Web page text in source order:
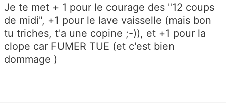
Je te met + 1 pour le courage des "12 coups
de midi", +1 pour le lave vaisselle (mais bon
tu triches, t'a une copine ;-)), et +1 pour la
clope car FUMER TUE (et c'est bien
dommage )